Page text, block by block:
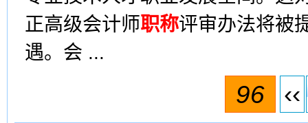
正高级会计师职称评审办法将被
遇。会 ...
96 ‹‹